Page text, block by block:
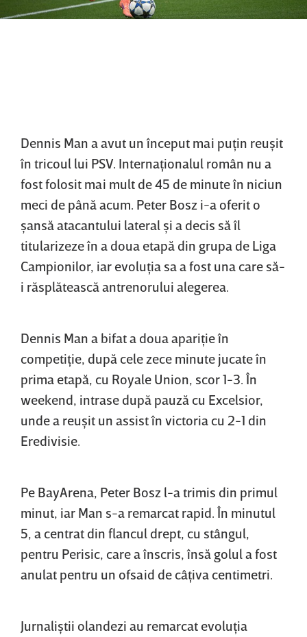
Dennis Man a avut un început mai puţin reuşit
în tricoul lui PSV. Internaţionalul român nu a
fost folosit mai mult de 45 de minute în niciun
meci de până acum. Peter Bosz i-a oferit o
şansă atacantului lateral şi a decis să îl
titularizeze în a doua etapă din grupa de Liga
Campionilor, iar evoluţia sa a fost una care să-
i răsplătească antrenorului alegerea.
Dennis Man a bifat a doua apariţie în
competiţie, după cele zece minute jucate în
prima etapă, cu Royale Union, scor 1-3. În
weekend, intrase după pauză cu Excelsior,
unde a reuşit un assist în victoria cu 2-1 din
Eredivisie.
Pe BayArena, Peter Bosz l-a trimis din primul
minut, iar Man s-a remarcat rapid. În minutul
5, a centrat din flancul drept, cu stângul,
pentru Perisic, care a înscris, însă golul a fost
anulat pentru un ofsaid de câţiva centimetri.
Jurnaliştii olandezi au remarcat evoluţia